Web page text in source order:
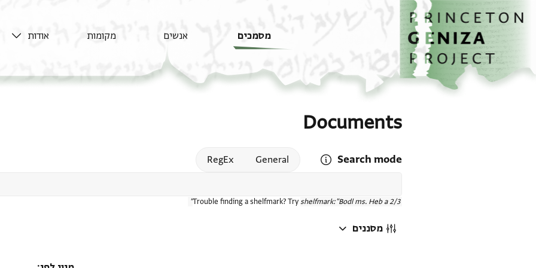
דילוג לתוכן
דף הבית
מסמכים אנשים מקומות אודות
Documents
Search mode
Open search mode help
General
RegEx
Trouble finding a shelfmark? Try shelfmark:"Bodl ms. Heb a 2/3"
מסננים